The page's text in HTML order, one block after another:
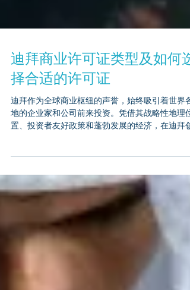
迪拜商业许可证类型及如何选
择合适的许可证
迪拜作为全球商业枢纽的声誉，始终吸引着世界各
置、投资者友好政策和蓬勃发展的经济，在迪拜创
立企业具有无可比拟的优势。然而，在开启创业之
旅前，了解迪拜各类商业许可证的类型至关重要，
这能确保企业设立流程顺畅无阻。 本文将深入解析
各类执照类型、迪拜公司注册成本，并指导您如何
为创业项目选择最合适的执照类型。 为什么在迪拜
经营企业必须持有营业执照？ 在迪拜合法经营企业
必须持有营业执照。它不仅提供监管框架，还决定
了您的业务活动范围——包括允许开展的业务类